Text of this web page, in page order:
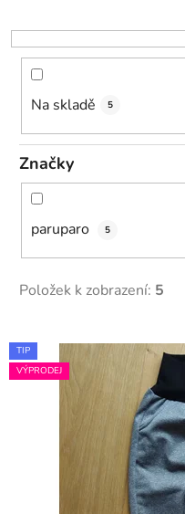
o
d
ů
Na skladě 5
Značky
paruparo 5
Položek k zobrazení: 5
V
ý
TIP
VÝPRODEJ